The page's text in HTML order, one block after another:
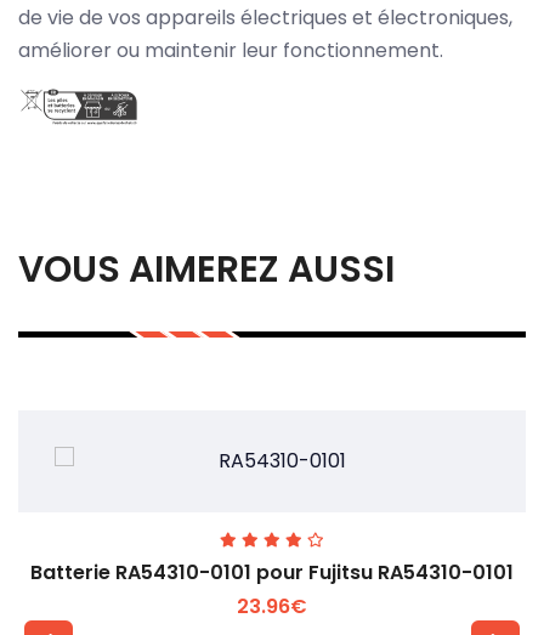
de vie de vos appareils électriques et électroniques,
améliorer ou maintenir leur fonctionnement.
VOUS AIMEREZ AUSSI
Batterie RA54310-0101 pour Fujitsu RA54310-0101
23.96€